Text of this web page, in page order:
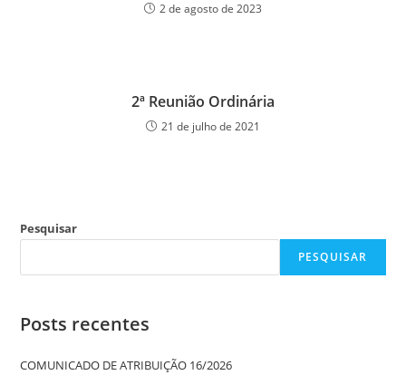
2 de agosto de 2023
2ª Reunião Ordinária
21 de julho de 2021
Pesquisar
PESQUISAR
Posts recentes
COMUNICADO DE ATRIBUIÇÃO 16/2026